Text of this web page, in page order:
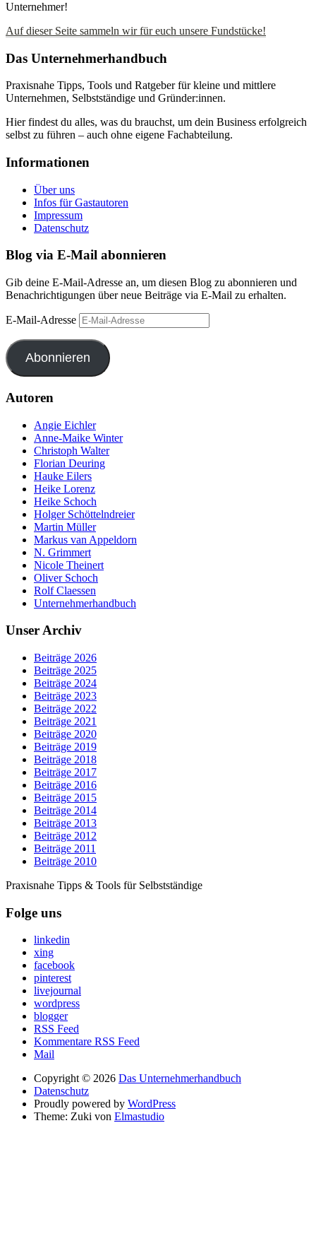
Unternehmer!
Auf dieser Seite sammeln wir für euch unsere Fundstücke!
Das Unternehmerhandbuch
Praxisnahe Tipps, Tools und Ratgeber für kleine und mittlere
Unternehmen, Selbstständige und Gründer:innen.
Hier findest du alles, was du brauchst, um dein Business erfolgreich
selbst zu führen – auch ohne eigene Fachabteilung.
Informationen
Über uns
Infos für Gastautoren
Impressum
Datenschutz
Blog via E-Mail abonnieren
Gib deine E-Mail-Adresse an, um diesen Blog zu abonnieren und
Benachrichtigungen über neue Beiträge via E-Mail zu erhalten.
E-Mail-Adresse
Abonnieren
Autoren
Angie Eichler
Anne-Maike Winter
Christoph Walter
Florian Deuring
Hauke Eilers
Heike Lorenz
Heike Schoch
Holger Schöttelndreier
Martin Müller
Markus van Appeldorn
N. Grimmert
Nicole Theinert
Oliver Schoch
Rolf Claessen
Unternehmerhandbuch
Unser Archiv
Beiträge 2026
Beiträge 2025
Beiträge 2024
Beiträge 2023
Beiträge 2022
Beiträge 2021
Beiträge 2020
Beiträge 2019
Beiträge 2018
Beiträge 2017
Beiträge 2016
Beiträge 2015
Beiträge 2014
Beiträge 2013
Beiträge 2012
Beiträge 2011
Beiträge 2010
Praxisnahe Tipps & Tools für Selbstständige
Folge uns
linkedin
xing
facebook
pinterest
livejournal
wordpress
blogger
RSS Feed
Kommentare RSS Feed
Mail
Copyright © 2026 Das Unternehmerhandbuch
Datenschutz
Proudly powered by WordPress
Theme: Zuki von Elmastudio